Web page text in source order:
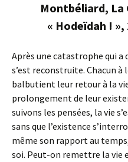
Montbéliard, La
« Hodeïdah !
Après une catastrophe qui
s’est reconstruite. Chacun
balbutient leur retour à la
prolongement de leur
suivons les pensées, la vie
sans que l’existence
même son rapport au
soi. Peut-on remettre la vie